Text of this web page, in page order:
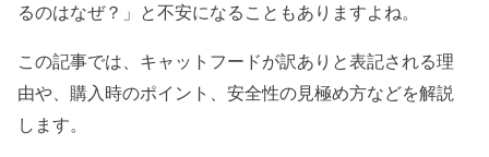
るのはなぜ？」と不安になることもありますよね。
この記事では、キャットフードが訳ありと表記される理
由や、購入時のポイント、安全性の見極め方などを解説
します。